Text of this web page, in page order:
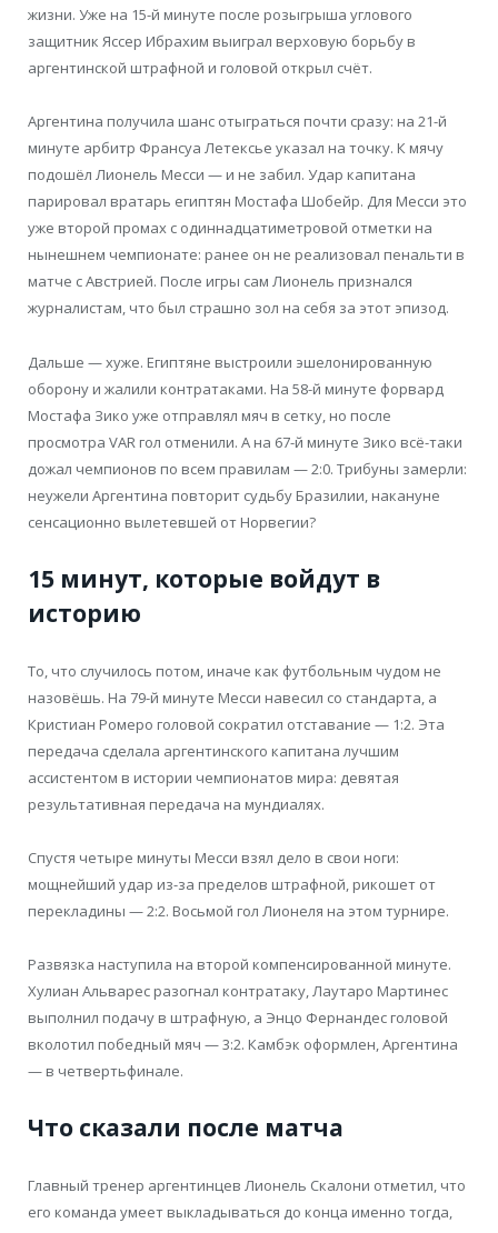
жизни. Уже на 15-й минуте после розыгрыша углового
защитник Яссер Ибрахим выиграл верховую борьбу в
аргентинской штрафной и головой открыл счёт.
Аргентина получила шанс отыграться почти сразу: на 21-й
минуте арбитр Франсуа Летексье указал на точку. К мячу
подошёл Лионель Месси — и не забил. Удар капитана
парировал вратарь египтян Мостафа Шобейр. Для Месси это
уже второй промах с одиннадцатиметровой отметки на
нынешнем чемпионате: ранее он не реализовал пенальти в
матче с Австрией. После игры сам Лионель признался
журналистам, что был страшно зол на себя за этот эпизод.
Дальше — хуже. Египтяне выстроили эшелонированную
оборону и жалили контратаками. На 58-й минуте форвард
Мостафа Зико уже отправлял мяч в сетку, но после
просмотра VAR гол отменили. А на 67-й минуте Зико всё-таки
дожал чемпионов по всем правилам — 2:0. Трибуны замерли:
неужели Аргентина повторит судьбу Бразилии, накануне
сенсационно вылетевшей от Норвегии?
15 минут, которые войдут в
историю
То, что случилось потом, иначе как футбольным чудом не
назовёшь. На 79-й минуте Месси навесил со стандарта, а
Кристиан Ромеро головой сократил отставание — 1:2. Эта
передача сделала аргентинского капитана лучшим
ассистентом в истории чемпионатов мира: девятая
результативная передача на мундиалях.
Спустя четыре минуты Месси взял дело в свои ноги:
мощнейший удар из-за пределов штрафной, рикошет от
перекладины — 2:2. Восьмой гол Лионеля на этом турнире.
Развязка наступила на второй компенсированной минуте.
Хулиан Альварес разогнал контратаку, Лаутаро Мартинес
выполнил подачу в штрафную, а Энцо Фернандес головой
вколотил победный мяч — 3:2. Камбэк оформлен, Аргентина
— в четвертьфинале.
Что сказали после матча
Главный тренер аргентинцев Лионель Скалони отметил, что
его команда умеет выкладываться до конца именно тогда,